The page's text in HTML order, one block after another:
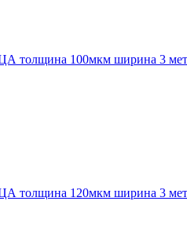
толщина 100мкм ширина 3
толщина 120мкм ширина 3